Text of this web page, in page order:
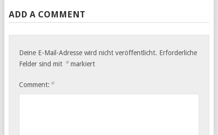
ADD A COMMENT
Deine E-Mail-Adresse wird nicht veröffentlicht. Erforderliche
Felder sind mit *markiert
Comment: *